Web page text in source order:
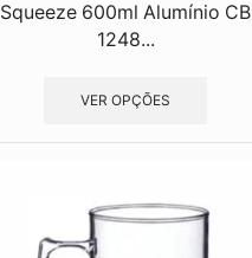
Squeeze 600ml Alumínio CB
1248...
VER OPÇÕES